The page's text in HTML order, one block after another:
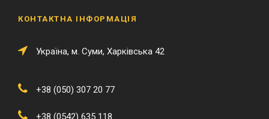
КОНТАКТНА ІНФОРМАЦІЯ
Українa, м. Суми, Харківська 42
+38 (050) 307 20 77
+38 (0542) 635 118